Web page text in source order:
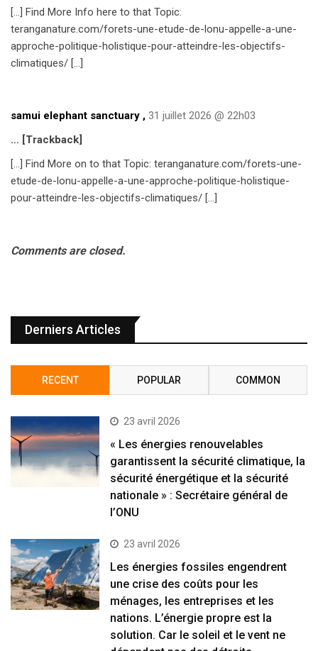
[…] Find More Info here to that Topic:
teranganature.com/forets-une-etude-de-lonu-appelle-a-une-
approche-politique-holistique-pour-atteindre-les-objectifs-
climatiques/ […]
samui elephant sanctuary , 31 juillet 2026 @ 22h03
… [Trackback]
[…] Find More on to that Topic: teranganature.com/forets-une-
etude-de-lonu-appelle-a-une-approche-politique-holistique-
pour-atteindre-les-objectifs-climatiques/ […]
Comments are closed.
Derniers Articles
RECENT POPULAR COMMON
23 avril 2026
« Les énergies renouvelables
garantissent la sécurité climatique, la
sécurité énergétique et la sécurité
nationale » : Secrétaire général de
l’ONU
23 avril 2026
Les énergies fossiles engendrent
une crise des coûts pour les
ménages, les entreprises et les
nations. L’énergie propre est la
solution. Car le soleil et le vent ne